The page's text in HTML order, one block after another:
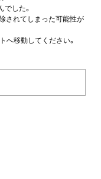
した。
されてしまった可能性が
へ移動してください。